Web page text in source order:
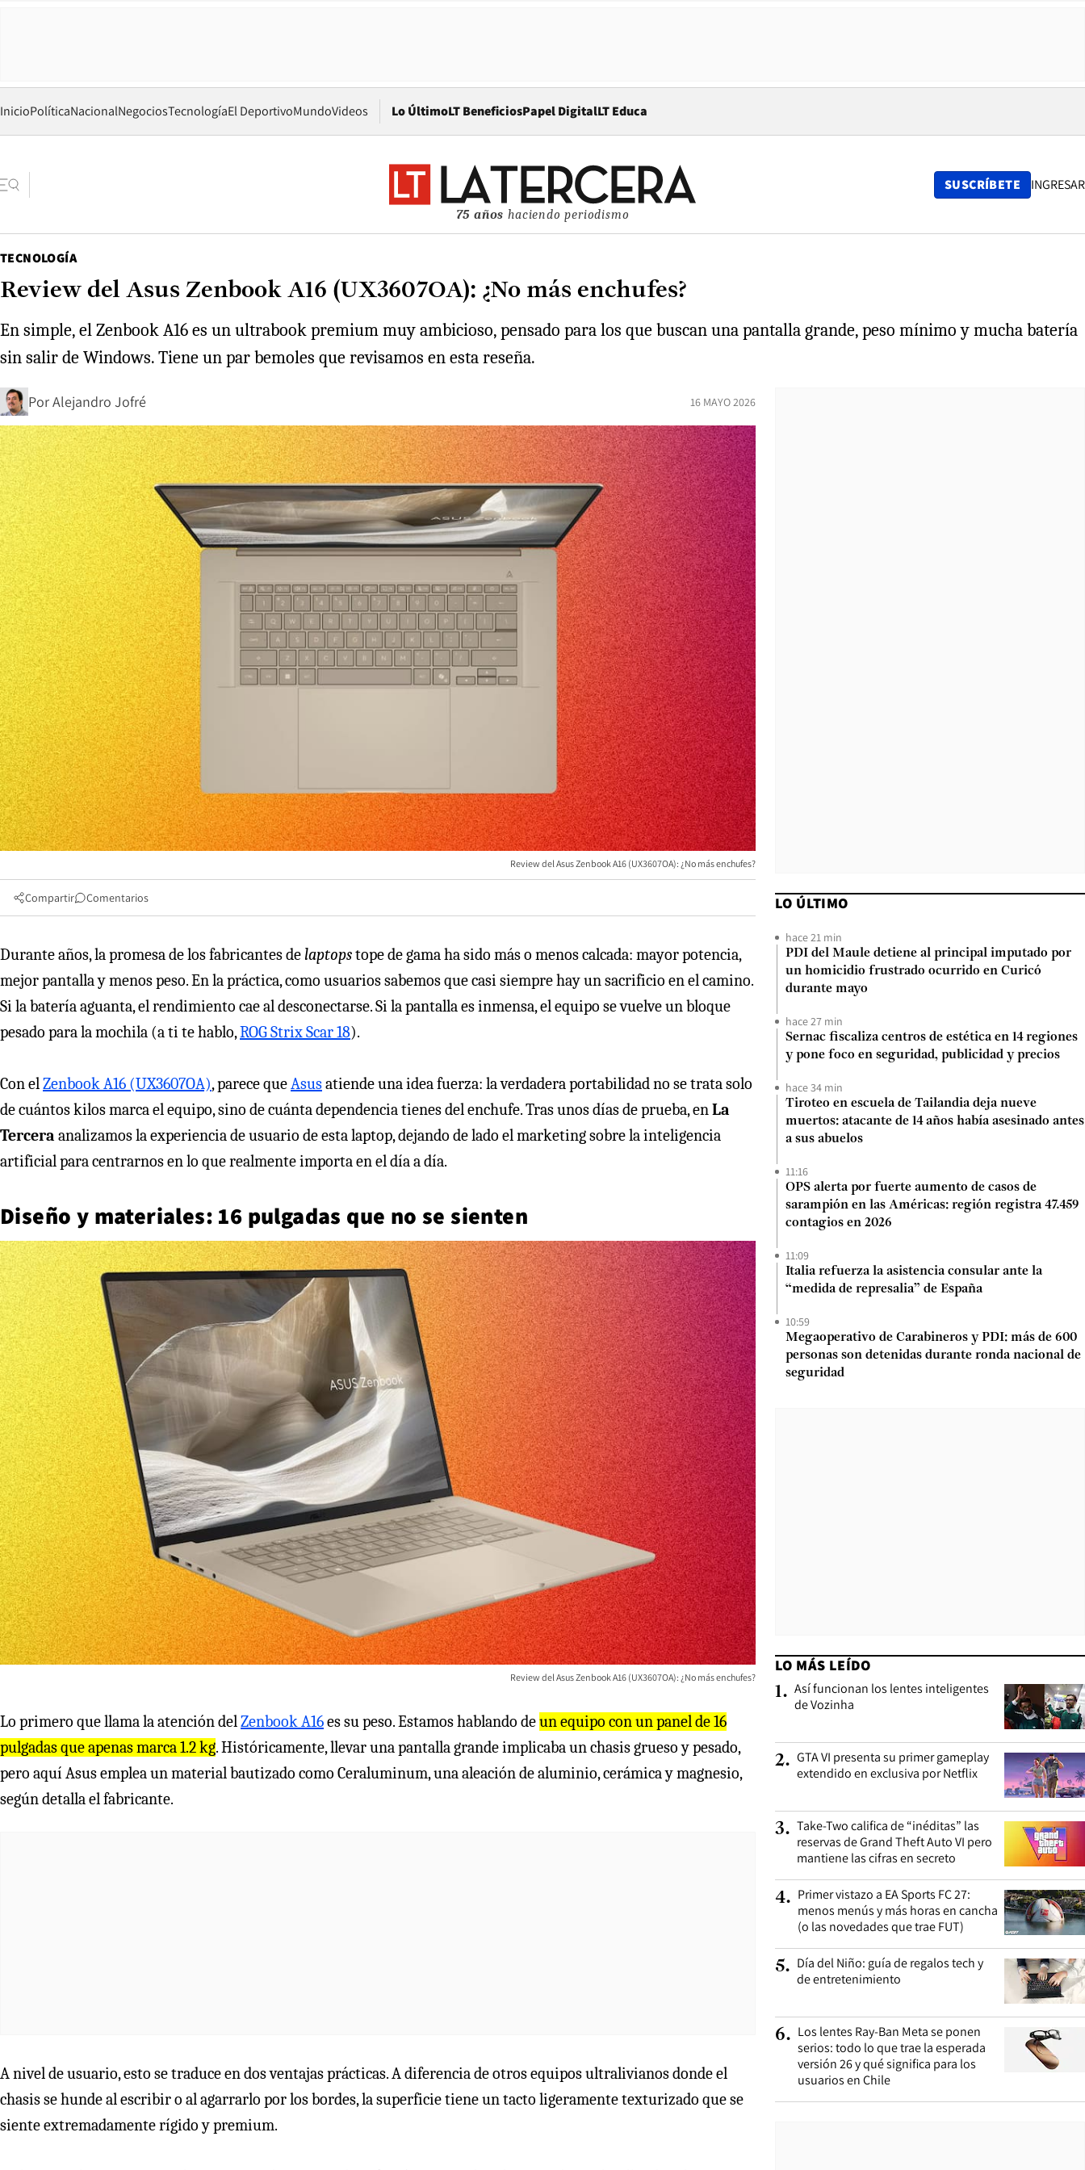
InicioPolíticaNacionalNegociosTecnologíaEl DeportivoMundoVideos Lo ÚltimoLT BeneficiosPapel DigitalOpens in new window
LT Educa
75 años haciendo periodismo
SUSCRÍBETE INGRESAR
TECNOLOGÍA
Review del Asus Zenbook A16 (UX3607OA): ¿No más enchufes?
En simple, el Zenbook A16 es un ultrabook premium muy ambicioso, pensado para los que buscan una pantalla grande, peso mínimo y mucha batería
sin salir de Windows. Tiene un par bemoles que revisamos en esta reseña.
PorAlejandro Jofré 16 MAYO 2026
Review del Asus Zenbook A16 (UX3607OA): ¿No más enchufes?
Compartir Comentarios
Durante años, la promesa de los fabricantes de laptopstope de gama ha sido más o menos calcada: mayor potencia,
mejor pantalla y menos peso. En la práctica, como usuarios sabemos que casi siempre hay un sacrificio en el camino.
Si la batería aguanta, el rendimiento cae al desconectarse. Si la pantalla es inmensa, el equipo se vuelve un bloque
pesado para la mochila (a ti te hablo,ROG Strix Scar 18).
Con elZenbook A16 (UX3607OA), parece queAsusatiende una idea fuerza: la verdadera portabilidad no se trata solo
de cuántos kilos marca el equipo, sino de cuánta dependencia tienes del enchufe. Tras unos días de prueba, enLa
Tercera analizamos la experiencia de usuario de esta laptop, dejando de lado el marketing sobre la inteligencia
artificial para centrarnos en lo que realmente importa en el día a día.
Diseño y materiales: 16 pulgadas que no se sienten
Review del Asus Zenbook A16 (UX3607OA): ¿No más enchufes?
Lo primero que llama la atención delZenbook A16es su peso. Estamos hablando deun equipo con un panel de 16
pulgadas que apenas marca 1.2 kg. Históricamente, llevar una pantalla grande implicaba un chasis grueso y pesado,
pero aquí Asus emplea un material bautizado como Ceraluminum, una aleación de aluminio, cerámica y magnesio,
según detalla el fabricante.
A nivel de usuario, esto se traduce en dos ventajas prácticas. A diferencia de otros equipos ultralivianos donde el
chasis se hunde al escribir o al agarrarlo por los bordes, la superficie tiene un tacto ligeramente texturizado que se
siente extremadamente rígido y premium.
LO ÚLTIMO
hace 21 min
PDI del Maule detiene al principal imputado por
un homicidio frustrado ocurrido en Curicó
durante mayo
hace 27 min
Sernac fiscaliza centros de estética en 14 regiones
y pone foco en seguridad, publicidad y precios
hace 34 min
Tiroteo en escuela de Tailandia deja nueve
muertos: atacante de 14 años había asesinado antes
a sus abuelos
11:16
OPS alerta por fuerte aumento de casos de
sarampión en las Américas: región registra 47.459
contagios en 2026
11:09
Italia refuerza la asistencia consular ante la
“medida de represalia” de España
10:59
Megaoperativo de Carabineros y PDI: más de 600
personas son detenidas durante ronda nacional de
seguridad
LO MÁS LEÍDO
1. Así funcionan los lentes inteligentes
de Vozinha
2. GTA VI presenta su primer gameplay
extendido en exclusiva por Netflix
3. Take-Two califica de “inéditas” las
reservas de Grand Theft Auto VI pero
mantiene las cifras en secreto
4. Primer vistazo a EA Sports FC 27:
menos menús y más horas en cancha
(o las novedades que trae FUT)
5. Día del Niño: guía de regalos tech y
de entretenimiento
6. Los lentes Ray-Ban Meta se ponen
serios: todo lo que trae la esperada
versión 26 y qué significa para los
usuarios en Chile